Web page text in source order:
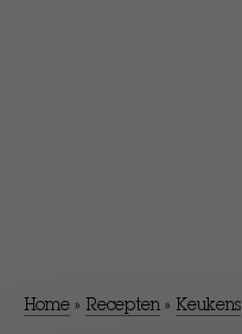
Home » Recepten » Keukens